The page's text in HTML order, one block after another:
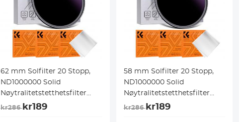
62 mm Solfilter 20 Stopp,
ND1000000 Solid
Nøytralitetstetthetsfilter
Solfilter for Solformørkelse
kr286kr189
58 mm Solfilter 20 Stopp,
ND1000000 Solid
Nøytralitetstetthetsfilter
Solfilter for Solformørkelse
kr286kr189